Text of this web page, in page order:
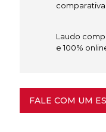
Laudo
e 100%
FALE COM UM